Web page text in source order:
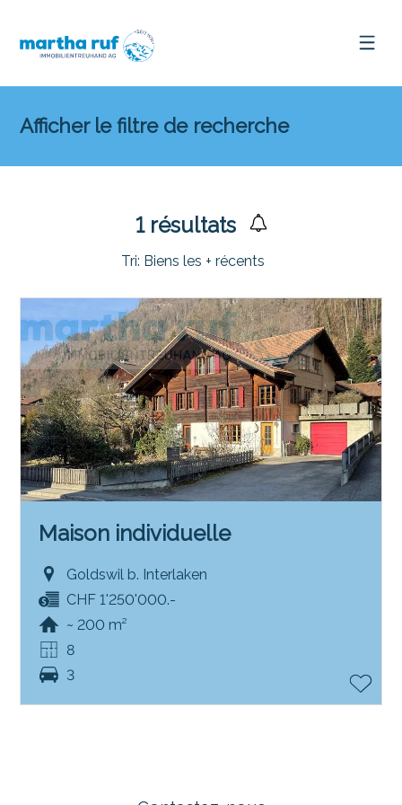
Afficher le filtre de recherche
1résultats
Tri: Biens les + récents
Maison individuelle
Goldswil b. Interlaken
CHF 1'250'000.-
~ 200 m²
8
3